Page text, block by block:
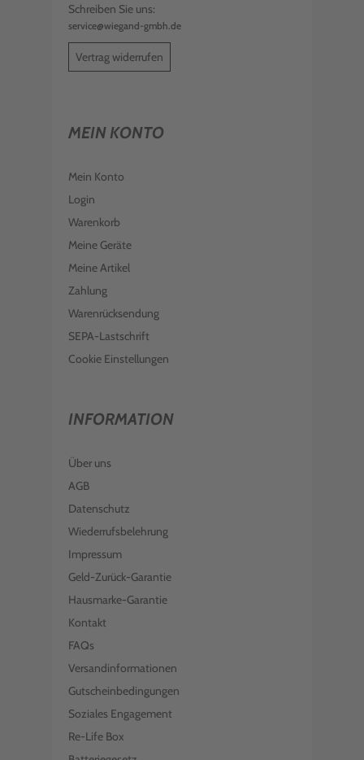
€ 8,98
Schreiben Sie uns:
service@wiegand-gmbh.de
Vertrag widerrufen
MEIN KONTO
Mein Konto
Login
Warenkorb
Meine Geräte
Meine Artikel
Zahlung
Warenrücksendung
SEPA-Lastschrift
Cookie Einstellungen
INFORMATION
Über uns
AGB
Datenschutz
Wiederrufsbelehrung
Impressum
Geld-Zurück-Garantie
Hausmarke-Garantie
Kontakt
FAQs
Versandinformationen
Gutscheinbedingungen
Soziales Engagement
Re-Life Box